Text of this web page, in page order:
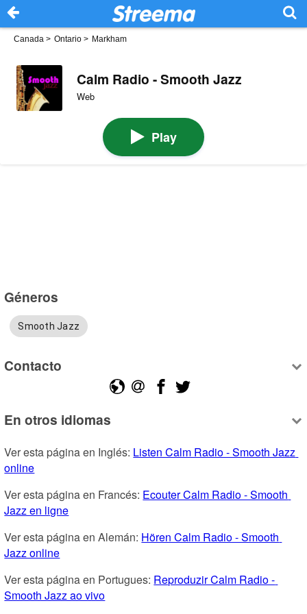
Canada > Ontario > Markham
Calm Radio - Smooth Jazz
Web
Play
Géneros
Smooth Jazz
Contacto
En otros idiomas
Ver esta página en Inglés: Listen Calm Radio - Smooth Jazz
online
Ver esta página en Francés: Ecouter Calm Radio - Smooth
Jazz en ligne
Ver esta página en Alemán: Hören Calm Radio - Smooth
Jazz online
Ver esta página en Portugues: Reproduzir Calm Radio -
Smooth Jazz ao vivo